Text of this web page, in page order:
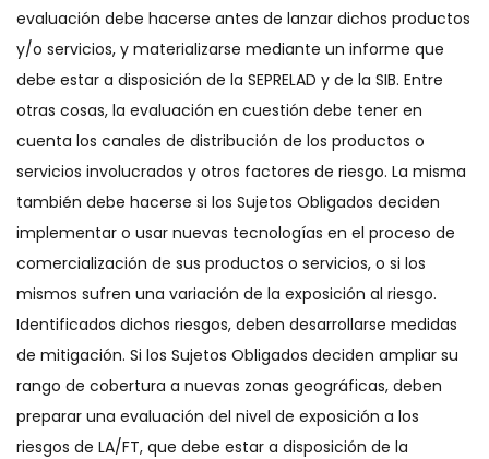
evaluación debe hacerse antes de lanzar dichos productos
y/o servicios, y materializarse mediante un informe que
debe estar a disposición de la SEPRELAD y de la SIB. Entre
otras cosas, la evaluación en cuestión debe tener en
cuenta los canales de distribución de los productos o
servicios involucrados y otros factores de riesgo. La misma
también debe hacerse si los Sujetos Obligados deciden
implementar o usar nuevas tecnologías en el proceso de
comercialización de sus productos o servicios, o si los
mismos sufren una variación de la exposición al riesgo.
Identificados dichos riesgos, deben desarrollarse medidas
de mitigación. Si los Sujetos Obligados deciden ampliar su
rango de cobertura a nuevas zonas geográficas, deben
preparar una evaluación del nivel de exposición a los
riesgos de LA/FT, que debe estar a disposición de la